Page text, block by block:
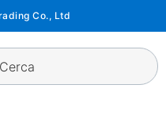
Co., Ltd
Cerca